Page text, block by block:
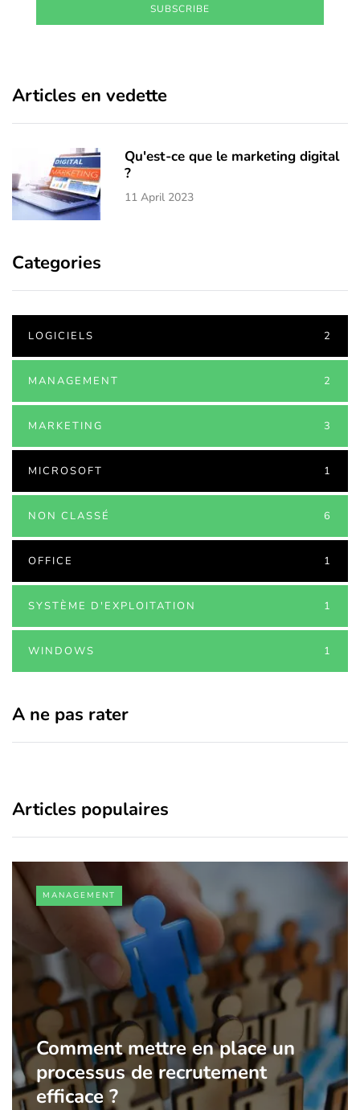
SUBSCRIBE
Articles en vedette
Qu'est-ce que le marketing digital
?
11 April 2023
Categories
LOGICIELS 2
MANAGEMENT 2
MARKETING 3
MICROSOFT 1
NON CLASSÉ 6
OFFICE 1
SYSTÈME D'EXPLOITATION 1
WINDOWS 1
A ne pas rater
Articles populaires
MANAGEMENT
Comment mettre en place un
processus de recrutement
efficace ?